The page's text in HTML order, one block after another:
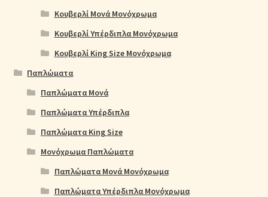
Κουβερλί Μονά Μονόχρωμα
Κουβερλί Υπέρδιπλα Μονόχρωμα
Κουβερλί King Size Μονόχρωμα
Παπλώματα
Παπλώματα Μονά
Παπλώματα Υπέρδιπλα
Παπλώματα King Size
Μονόχρωμα Παπλώματα
Παπλώματα Μονά Μονόχρωμα
Παπλώματα Υπέρδιπλα Μονόχρωμα